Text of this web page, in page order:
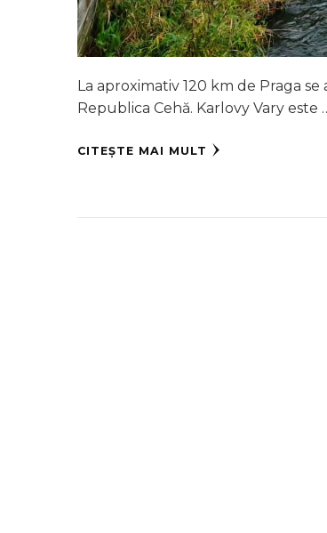
La aproximativ 120 km de Praga se
Republica Cehă. Karlovy Vary este
CITEȘTE MAI MULT